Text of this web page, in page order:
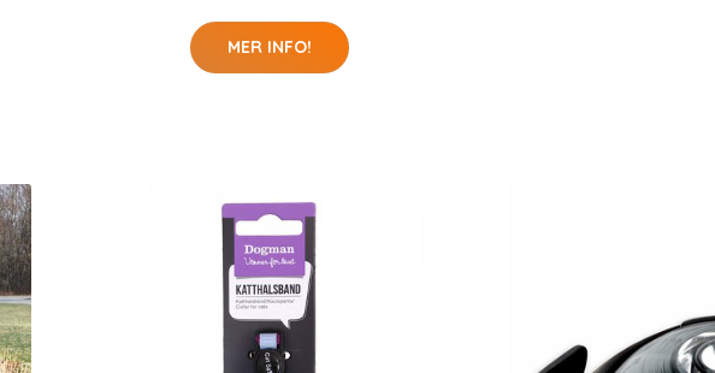
MER INFO!